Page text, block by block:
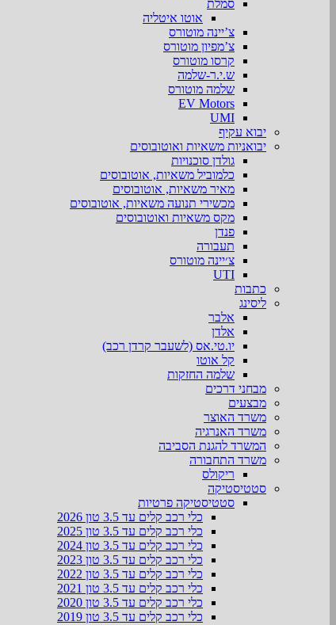
סמלת
אוטו איטליה
צ’יינה מוטורס
צ’מפיון מוטורס
קרסו מוטורס
ש.י.ר-שלמה
שלמה מוטורס
EV Motors
UMI
יבוא עקיף
יבואניות משאיות ואוטובוסים
גולדן סוכנויות
כלמוביל משאיות, אוטובוסים
מאיר משאיות, אוטובוסים
מכשירי תנועה משאיות, אוטובוסים
מקס משאיות ואוטובוסים
פנדן
תעבורה
צ׳יינה מוטורס
UTI
כתבות
ליסינג
אלבר
אלדן
יו.טי.אס (לשעבר קרדן רכב)
קל אוטו
שלמה החזקות
מבחני דרכים
מבצעים
משרד האוצר
משרד האנרגיה
המשרד להגנת הסביבה
משרד התחבורה
ריקולס
סטטיסטיקה
סטטיסטיקה פרטיות
כלי רכב קלים עד 3.5 טון 2026
כלי רכב קלים עד 3.5 טון 2025
כלי רכב קלים עד 3.5 טון 2024
כלי רכב קלים עד 3.5 טון 2023
כלי רכב קלים עד 3.5 טון 2022
כלי רכב קלים עד 3.5 טון 2021
כלי רכב קלים עד 3.5 טון 2020
כלי רכב קלים עד 3.5 טון 2019